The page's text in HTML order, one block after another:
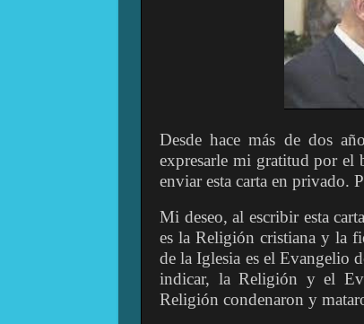
Desde hace más de dos
expresarle mi gratitud por el
enviar esta carta en privado.
Mi deseo, al escribir esta
es la Religión cristiana y la
de la Iglesia es el Evangelio
indicar, la Religión y el
Religión condenaron y